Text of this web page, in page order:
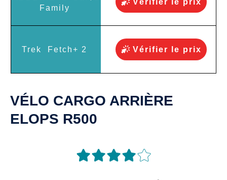
Vérifier le prix
Vérifier le prix
VÉLO CARGO ARRIÈRE
ELOPS R500